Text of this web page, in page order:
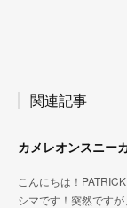
関連記事
こんにちは！
シマです！突然です